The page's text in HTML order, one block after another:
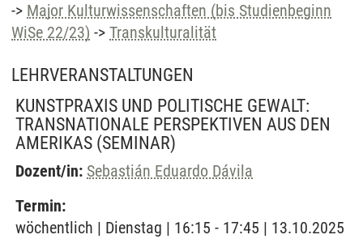
-> Major Kulturwissenschaften (bis Studienbeginn
WiSe 22/23) -> Transkulturalität
LEHRVERANSTALTUNGEN
KUNSTPRAXIS UND POLITISCHE GEWALT:
TRANSNATIONALE PERSPEKTIVEN AUS DEN
AMERIKAS (SEMINAR)
Dozent/in: Sebastián Eduardo Dávila
Termin:
wöchentlich | Dienstag | 16:15 - 17:45 | 13.10.2025